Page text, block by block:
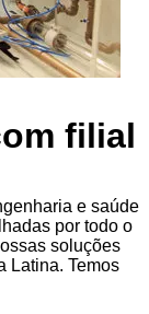
filial
e saúde
por todo o
soluções
Latina. Temos